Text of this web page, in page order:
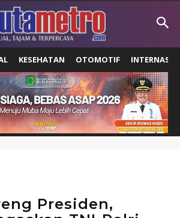
KESEHATAN OTOMOTIF
Presiden,